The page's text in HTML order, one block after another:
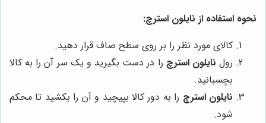
نحوه استفاده از نایلون استرچ:
کالای مورد نظر را بر روی سطح صاف قرار دهید.
رول نایلون استرچ را در دست بگیرید و یک سر آن را به کالا
بچسبانید.
نایلون استرچ را به دور کالا بپیچید و آن را بکشید تا محکم
شود.